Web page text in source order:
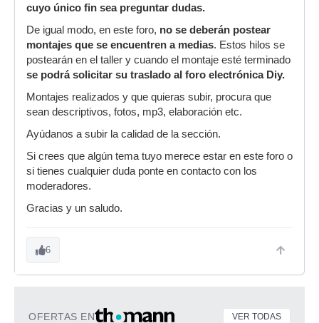
cuyo único fin sea preguntar dudas.
De igual modo, en este foro, no se deberán postear
montajes que se encuentren a medias. Estos hilos se
postearán en el taller y cuando el montaje esté terminado
se podrá solicitar su traslado al foro electrónica Diy.
Montajes realizados y que quieras subir, procura que
sean descriptivos, fotos, mp3, elaboración etc.
Ayúdanos a subir la calidad de la sección.
Si crees que algún tema tuyo merece estar en este foro o
si tienes cualquier duda ponte en contacto con los
moderadores.
Gracias y un saludo.
6
OFERTAS EN VER TODAS